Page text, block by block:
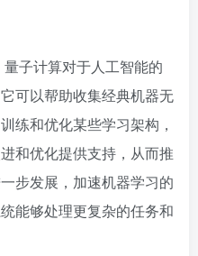
量子计算对于人工智能的
可以帮助收集经典机器无
练和优化某些学习架构，
和优化提供支持，从而推
步发展，加速机器学习的
能够处理更复杂的任务和